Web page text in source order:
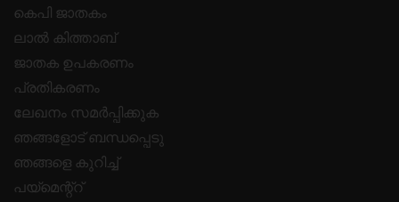
കെപി ജാതകം
ലാൽ കിത്താബ്
ജാതക ഉപകരണം
പ്രതികരണം
ലേഖനം സമർപ്പിക്കുക
ഞങ്ങളോട് ബന്ധപ്പെടു
ഞങ്ങളെ കുറിച്ച്
പയ്മെന്റ്റ്